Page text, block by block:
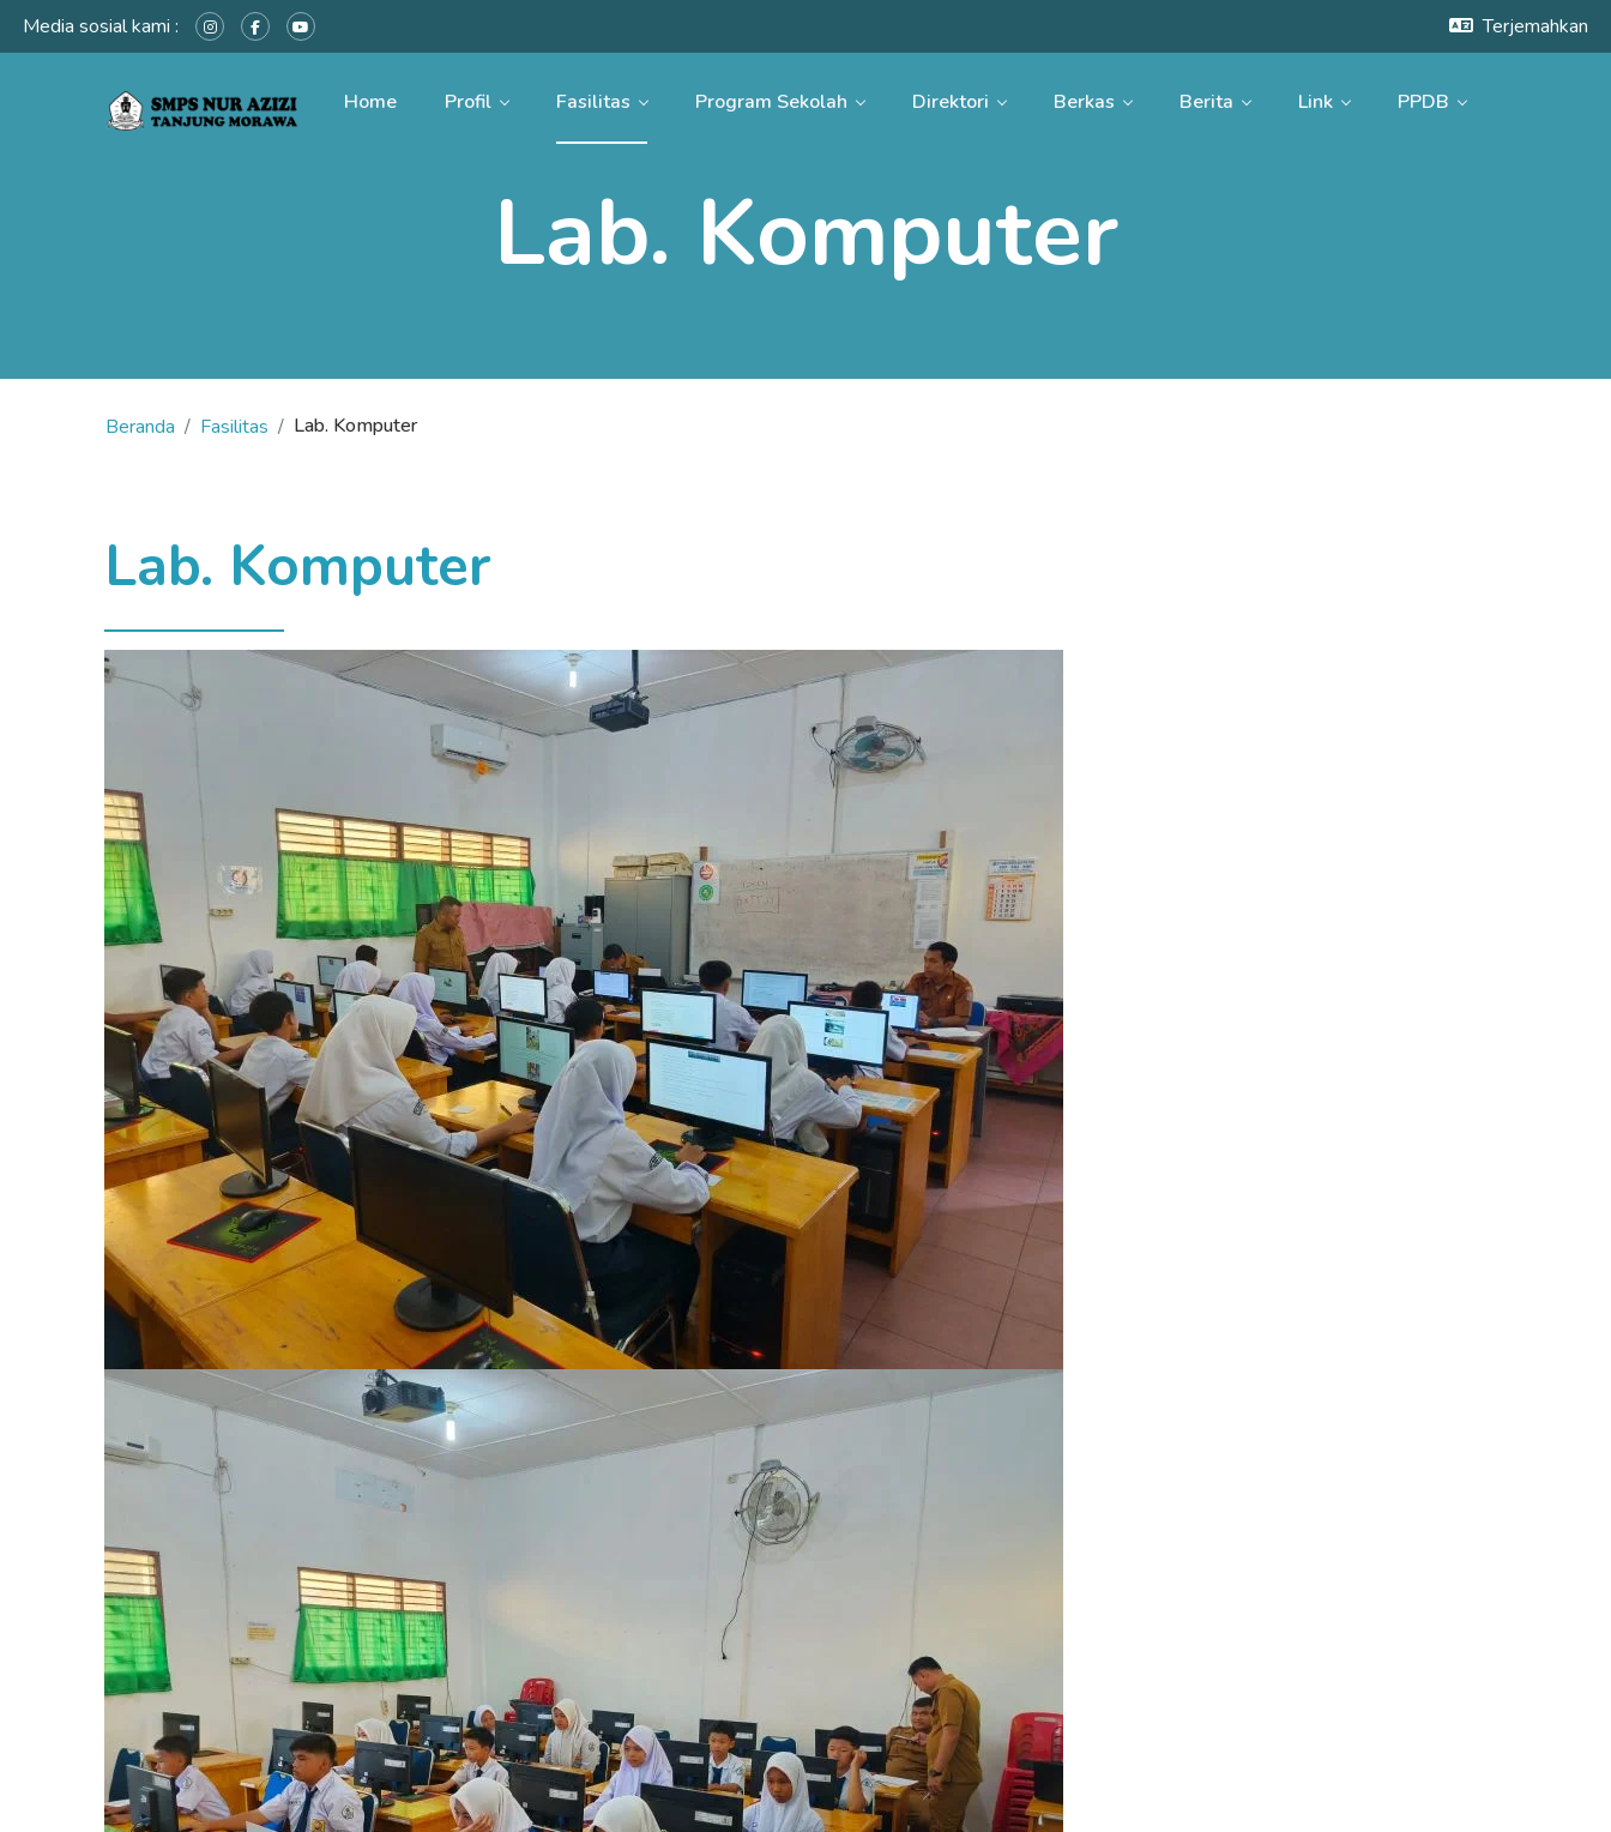
Media sosial kami : Terjemahkan
Home Profil Fasilitas Program Sekolah Direktori Berkas Berita Link PPDB
Lab. Komputer
Beranda Fasilitas Lab. Komputer
Lab. Komputer